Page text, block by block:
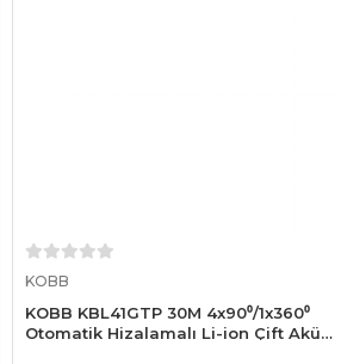
KOBB
KOBB KBL41GTP 30M 4x90⁰/1x360⁰
Otomatik Hizalamalı Li-ion Çift Akü